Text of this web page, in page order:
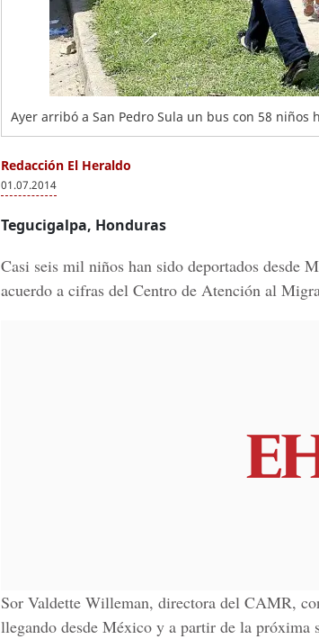
Ayer arribó a San Pedro Sula un bus con 58 niños
Redacción El Heraldo
01.07.2014
Tegucigalpa, Honduras
Casi seis mil niños han sido deportados desde
acuerdo a cifras del Centro de Atención al
Sor Valdette Willeman, directora del CAMR,
llegando desde México y a partir de la próxima